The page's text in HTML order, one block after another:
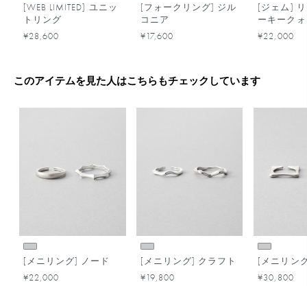
[WEB LIMITED] ユニッ
トリング
¥28,600
[フォークリング] ジル
コニア
¥17,600
[ジェム]
ーキーク
¥22,000
このアイテムを見た人はこちらもチェックしています
[メニリング] ノード
¥22,000
[メニリング] クラフト
¥19,800
[メニリン
¥30,800